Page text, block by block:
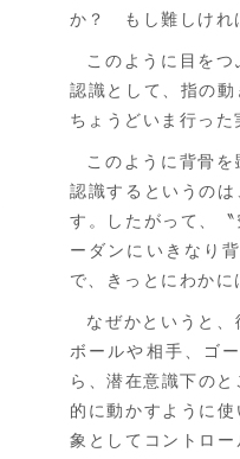
か？ もし難しけれ
このように目を
認識として、指の
ちょうどいま行った
このように背骨
認識するというの
す。したがって、
ーダンにいきなり
で、きっとにわかに
なぜかというと、
ボールや相手、ゴ
ら、潜在意識下の
的に動かすように
象としてコントロ